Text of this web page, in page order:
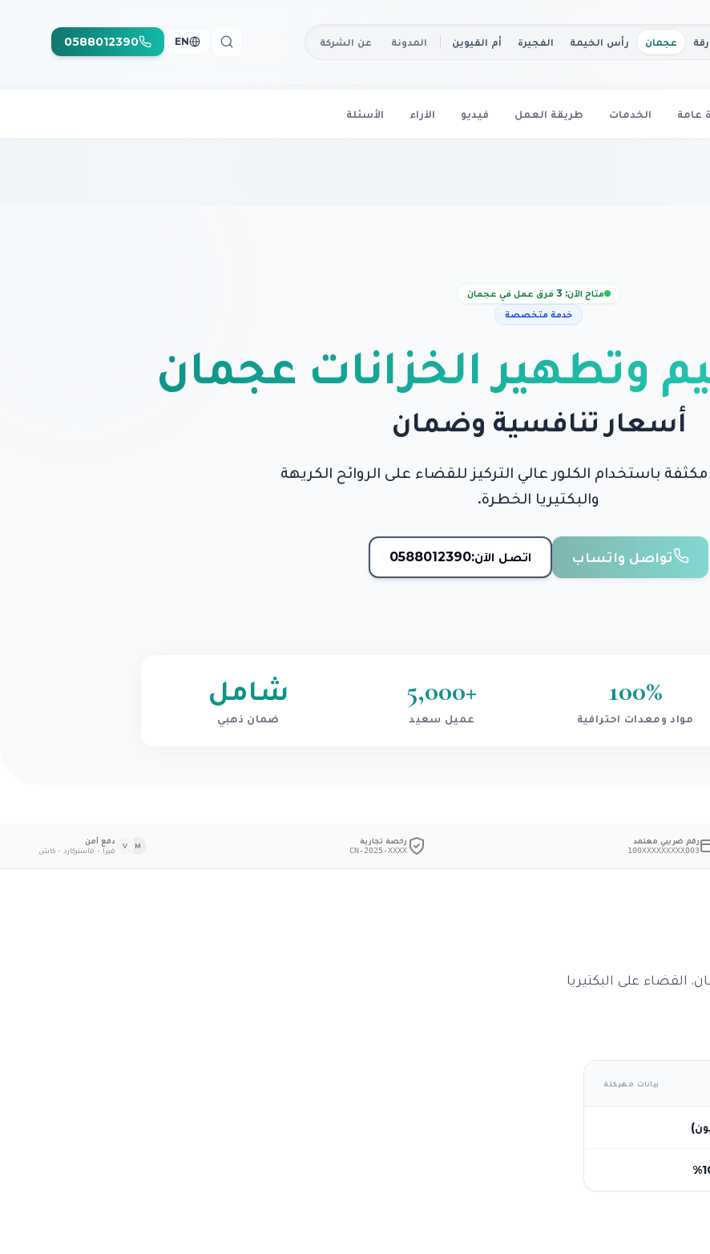
عجمان رأس الخيمة الفجيرة أم القيوين المدونة عن الشركة EN
0588012390
عامة الخدمات طريقة العمل فيديو الآراء الأسئلة
متاح الآن: 3 فرق عمل في عجمان
خدمة متخصصة
وتطهير الخزانات عجمان
أسعار تنافسية وضمان
باستخدام الكلور عالي التركيز للقضاء على الروائح الكريهة
والبكتيريا الخطرة.
تواصل واتساب اتصل الآن:0588012390
100%
مواد ومعدات احترافية
+
5,000
عميل سعيد
شامل
ضمان ذهبي
رقم ضريبي معتمد
100XXXXXXXXX003
رخصة تجارية
CN-2025-XXXX
M
V
دفع آمن
فيزا - ماستركارد - كاش
القضاء على البكتيريا
بيانات مهيكلة